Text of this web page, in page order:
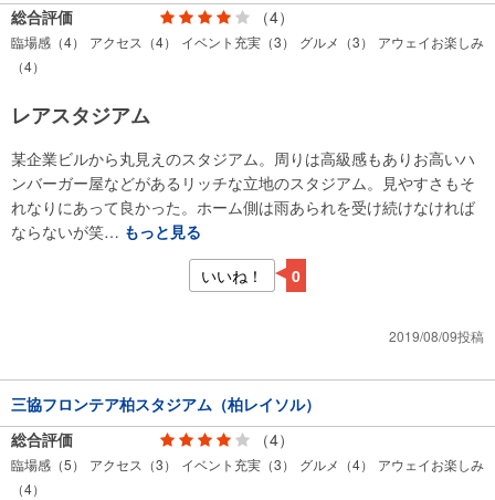
総合評価
（4）
臨場感（4） アクセス（4） イベント充実（3） グルメ（3）
アウェイお楽しみ
（4）
レアスタジアム
某企業ビルから丸見えのスタジアム。周りは高級感もありお高いハ
ンバーガー屋などがあるリッチな立地のスタジアム。見やすさもそ
れなりにあって良かった。ホーム側は雨あられを受け続けなければ
ならないが笑… もっと見る
いいね！
0
2019/08/09投稿
三協フロンテア柏スタジアム（柏レイソル）
総合評価
（4）
臨場感（5） アクセス（3） イベント充実（3） グルメ（4）
アウェイお楽しみ
（4）